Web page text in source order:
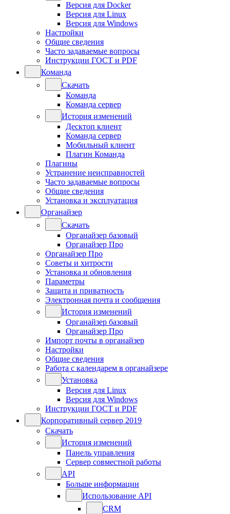
Версия для Docker
Версия для Linux
Версия для Windows
Настройки
Общие сведения
Часто задаваемые вопросы
Инструкции ГОСТ и PDF
Команда
Скачать
Команда
Команда сервер
История изменений
Десктоп клиент
Команда сервер
Мобильный клиент
Плагин Команда
Плагины
Устранение неисправностей
Часто задаваемые вопросы
Общие сведения
Установка и эксплуатация
Органайзер
Скачать
Органайзер базовый
Органайзер Про
Органайзер Про
Советы и хитрости
Установка и обновления
Параметры
Защита и приватность
Электронная почта и сообщения
История изменений
Органайзер базовый
Органайзер Про
Импорт почты в органайзер
Настройки
Общие сведения
Работа с календарем в органайзере
Установка
Версия для Linux
Версия для Windows
Инструкции ГОСТ и PDF
Корпоративный сервер 2019
Скачать
История изменений
Панель управления
Сервер совместной работы
API
Больше информации
Использование API
CRM